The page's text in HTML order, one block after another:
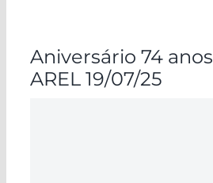
Aniversário 74 anos
AREL 19/07/25